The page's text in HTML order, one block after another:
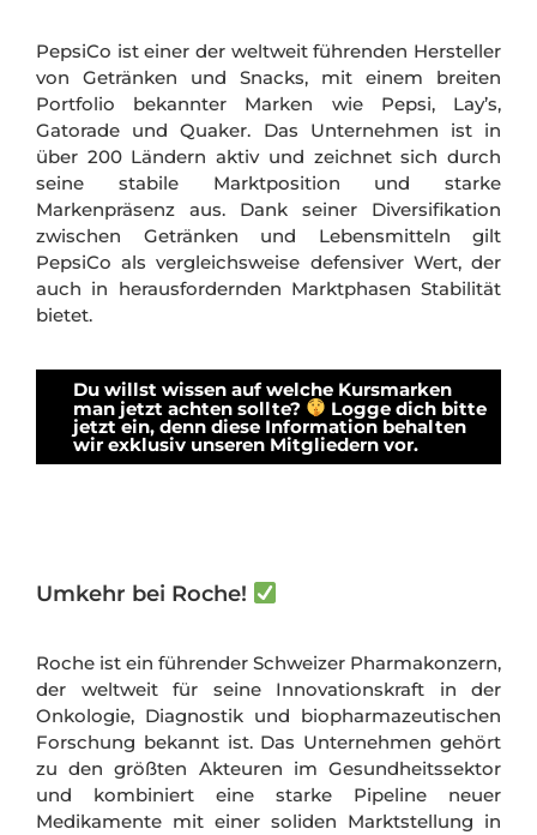
PepsiCo ist einer der weltweit führenden Hersteller
von Getränken und Snacks, mit einem breiten
Portfolio bekannter Marken wie Pepsi, Lay’s,
Gatorade und Quaker. Das Unternehmen ist in
über 200 Ländern aktiv und zeichnet sich durch
seine stabile Marktposition und starke
Markenpräsenz aus. Dank seiner Diversifikation
zwischen Getränken und Lebensmitteln gilt
PepsiCo als vergleichsweise defensiver Wert, der
auch in herausfordernden Marktphasen Stabilität
bietet.
Du willst wissen auf welche Kursmarken
man jetzt achten sollte?
Logge dich bitte
jetzt ein, denn diese Information behalten
wir exklusiv unseren Mitgliedern vor.
Umkehr bei Roche!
Roche ist ein führender Schweizer Pharmakonzern,
der weltweit für seine Innovationskraft in der
Onkologie, Diagnostik und biopharmazeutischen
Forschung bekannt ist. Das Unternehmen gehört
zu den größten Akteuren im Gesundheitssektor
und kombiniert eine starke Pipeline neuer
Medikamente mit einer soliden Marktstellung in